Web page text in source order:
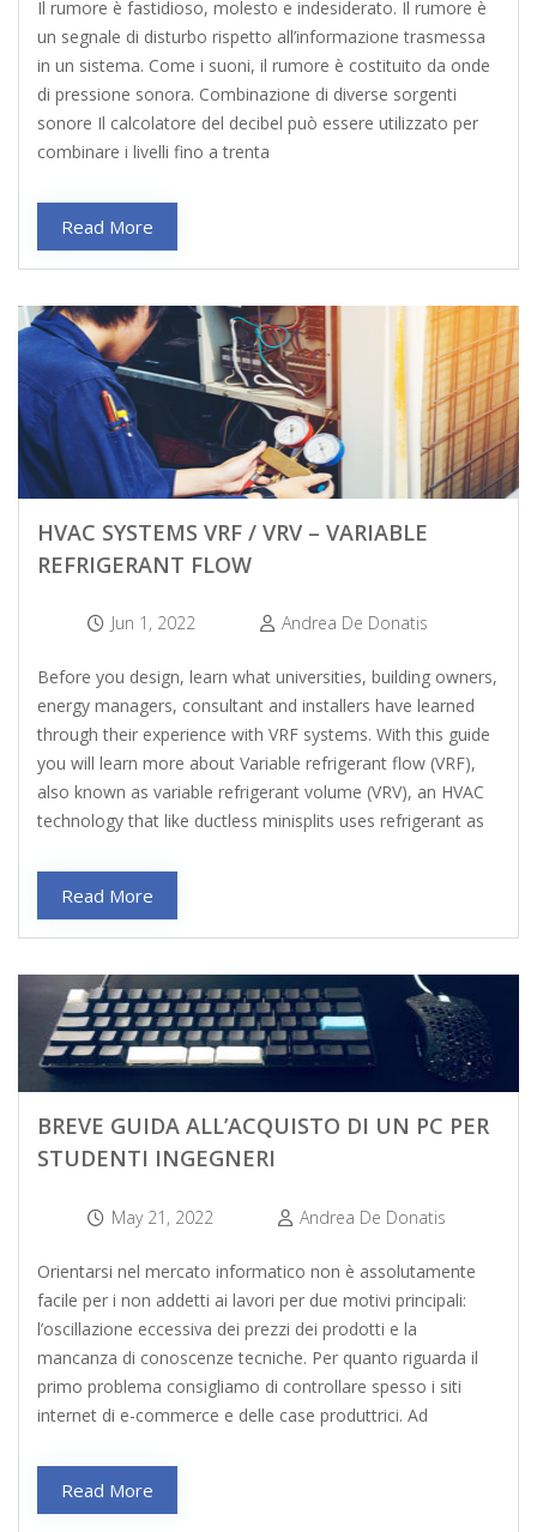
Il rumore è fastidioso, molesto e indesiderato. Il rumore è
un segnale di disturbo rispetto all’informazione trasmessa
in un sistema. Come i suoni, il rumore è costituito da onde
di pressione sonora. Combinazione di diverse sorgenti
sonore Il calcolatore del decibel può essere utilizzato per
combinare i livelli fino a trenta
Read More
HVAC SYSTEMS VRF / VRV – VARIABLE
REFRIGERANT FLOW
Jun 1, 2022 Andrea De Donatis
Before you design, learn what universities, building owners,
energy managers, consultant and installers have learned
through their experience with VRF systems. With this guide
you will learn more about Variable refrigerant flow (VRF),
also known as variable refrigerant volume (VRV), an HVAC
technology that like ductless minisplits uses refrigerant as
Read More
BREVE GUIDA ALL’ACQUISTO DI UN PC PER
STUDENTI INGEGNERI
May 21, 2022 Andrea De Donatis
Orientarsi nel mercato informatico non è assolutamente
facile per i non addetti ai lavori per due motivi principali:
l’oscillazione eccessiva dei prezzi dei prodotti e la
mancanza di conoscenze tecniche. Per quanto riguarda il
primo problema consigliamo di controllare spesso i siti
internet di e-commerce e delle case produttrici. Ad
Read More